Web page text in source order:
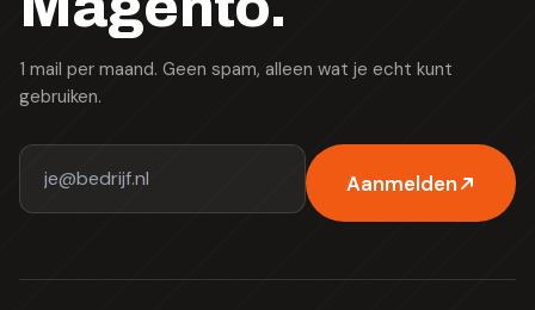
1 mail per maand. Geen spam, alleen wat je echt kunt
gebruiken.
Aanmelden